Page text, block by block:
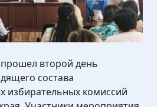
второй день
состава
избирательных комиссий